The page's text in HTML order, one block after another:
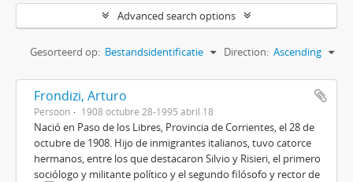
Advanced search options
Gesorteerd op: Bestandsidentificatie Direction: Ascending
Frondizi, Arturo
Persoon 1908 octubre 28-1995 abril 18
Nació en Paso de los Libres, Provincia de Corrientes, el 28 de
octubre de 1908. Hijo de inmigrantes italianos, tuvo catorce
hermanos, entre los que destacaron Silvio y Risieri, el primero
sociólogo y militante político y el segundo filósofo y rector de